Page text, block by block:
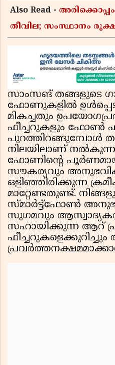
Also Read -
തീവില; സംസ്ഥാനം
സാംസങ് തങ്ങളുടെ
ഫോണുകളിൽ
മികച്ചതും
ഫീച്ചറുകളും ഫോൺ
പുറത്തിറങ്ങുമ്പോൾ
നിലയിലാണ്
ഫോണിൻ്റെ
സൗകര്യവും
ഒളിഞ്ഞിരിക്കുന്ന
മാറ്റേണ്ടതുണ്ട്.
സ്മാർട്ട്ഫോൺ
സുഗമവും
സഹായിക്കുന്ന ആറ്